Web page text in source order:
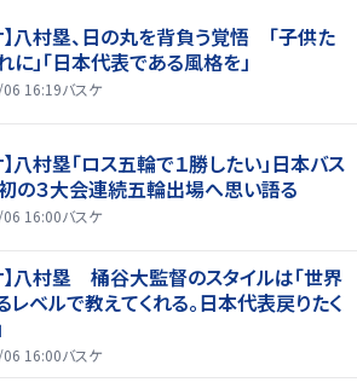
】八村塁、日の丸を背負う覚悟 「子供た
に」「日本代表である風格を」
16:19バスケ
】八村塁「ロス五輪で１勝したい」日本バス
の３大会連続五輪出場へ思い語る
16:00バスケ
】八村塁 桶谷大監督のスタイルは「世界
レベルで教えてくれる。日本代表戻りたく
16:00バスケ